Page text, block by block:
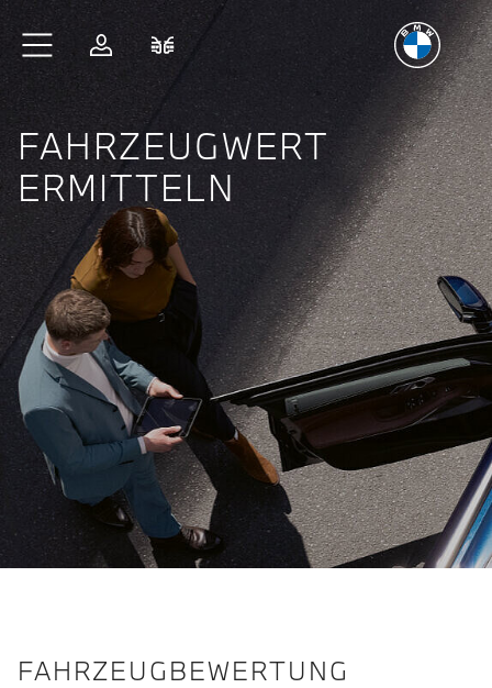
Zum Hauptinhalt springen
Anmelden
am Fahren
FAHRZEUGWERT
ERMITTELN
FAHRZEUGBEWERTUNG